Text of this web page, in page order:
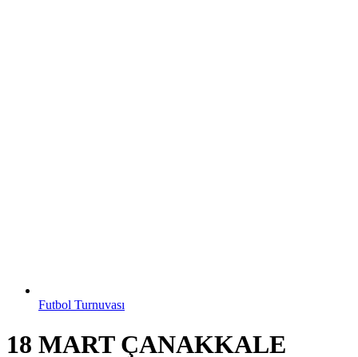
Futbol Turnuvası
18 MART ÇANAKKALE